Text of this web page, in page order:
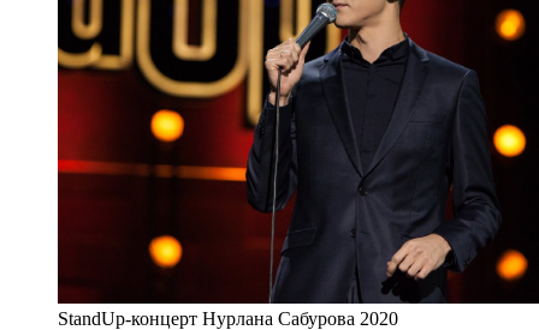
StandUp-концерт Нурлана Сабурова 2020